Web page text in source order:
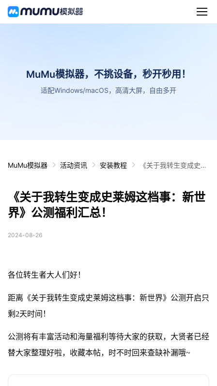
MuMu模拟器，不挑设备，秒开秒用！
适配Windows/macOS，高清大屏，自由多开
MuMu模拟器 活动资讯 安装教程
《关于我转生变成史莱
《关于我转生变成史莱姆这档事：新世
界》公测福利汇总！
2024-08-26
各位转生者大人们好！
距离《关于我转生变成史莱姆这档事：新世界》公测开启只
剩2天时间！
公测将有丰富活动和海量福利等待大家的获取，大贤者已经
替大家整理好啦，收藏本帖，时不时回来查缺补漏哦~